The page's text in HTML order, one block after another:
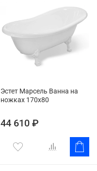
Эстет Марсель Ванна на
ножках 170x80
44 610 ₽